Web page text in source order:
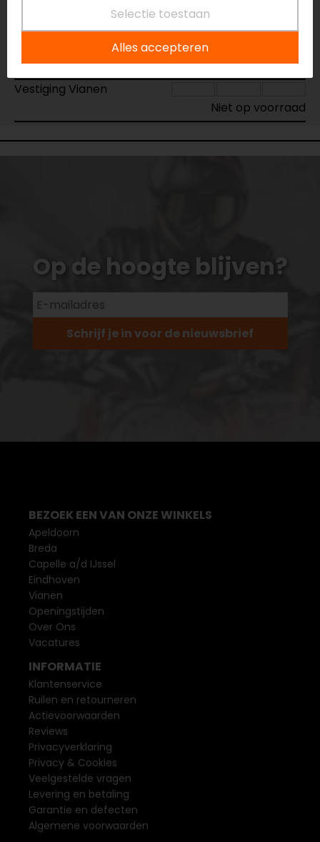
Vestiging Eindhoven
Niet op voorraad
Vestiging Vianen
Niet op voorraad
Op de hoogte blijven?
Schrijf je in voor de nieuwsbrief
Selectie toestaan
Alles accepteren
BEZOEK EEN VAN ONZE WINKELS
Apeldoorn
Breda
Capelle a/d IJssel
Eindhoven
Vianen
Openingstijden
Over Ons
Vacatures
INFORMATIE
Klantenservice
Ruilen en retourneren
Actievoorwaarden
Reviews
Privacyverklaring
Privacy & Cookies
Veelgestelde vragen
Levering en betaling
Garantie en defecten
Algemene voorwaarden